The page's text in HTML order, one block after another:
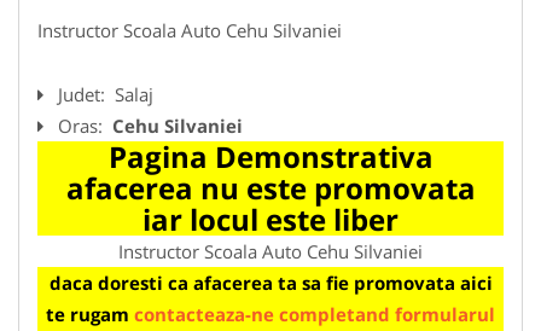
Instructor Scoala Auto Cehu Silvaniei
Judet: Salaj
Oras: Cehu Silvaniei
Pagina Demonstrativa
afacerea nu este promovata
iar locul este liber
Instructor Scoala Auto Cehu Silvaniei
daca doresti ca afacerea ta sa fie promovata aici
te rugam contacteaza-ne completand formularul